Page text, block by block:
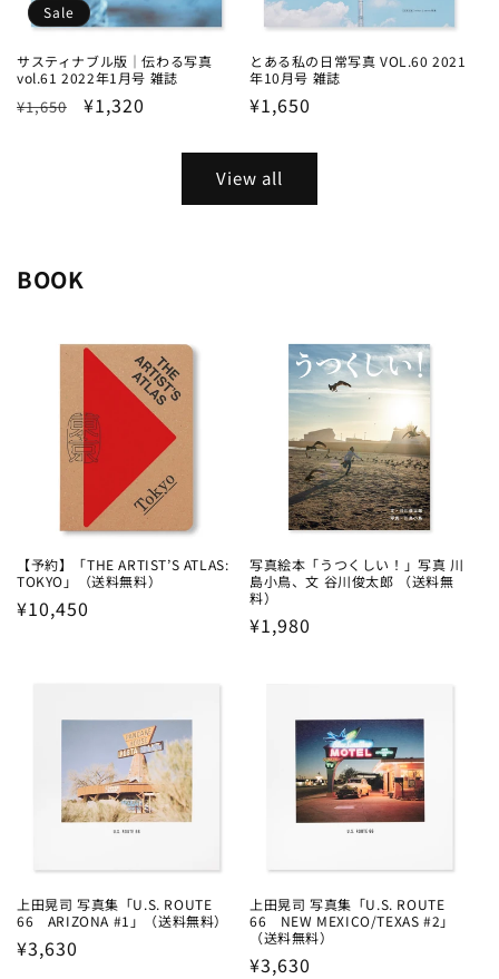
Sale
サスティナブル版｜伝わる写真
vol.61 2022年1月号 雑誌
Regular
¥1,650
Sale
¥1,320
とある私の日常写真 VOL.60 2021
年10月号 雑誌
Regular
¥1,650
View all
BOOK
【予約】「THE ARTIST’S ATLAS:
TOKYO」（送料無料）
Regular
¥10,450
写真絵本「うつくしい！」写真 川
島小鳥、文 谷川俊太郎 （送料無
料）
Regular
¥1,980
上田晃司 写真集「U.S. ROUTE
66 ARIZONA #1」（送料無料）
Regular
¥3,630
上田晃司 写真集「U.S. ROUTE
66 NEW MEXICO/TEXAS #2」
（送料無料）
Regular
¥3,630